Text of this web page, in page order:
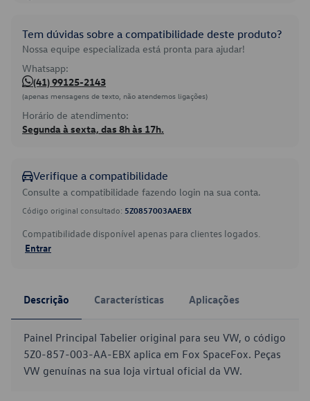
Tem dúvidas sobre a compatibilidade deste produto?
Nossa equipe especializada está pronta para ajudar!
Whatsapp:
(41) 99125-2143
(apenas mensagens de texto, não atendemos ligações)
Horário de atendimento:
Segunda à sexta, das 8h às 17h.
Verifique a compatibilidade
Consulte a compatibilidade fazendo login na sua conta.
Código original consultado: 5Z0857003AAEBX
Compatibilidade disponível apenas para clientes logados.
Entrar
Descrição Características Aplicações
Painel Principal Tabelier original para seu VW, o código
5Z0-857-003-AA-EBX aplica em Fox SpaceFox. Peças
VW genuínas na sua loja virtual oficial da VW.